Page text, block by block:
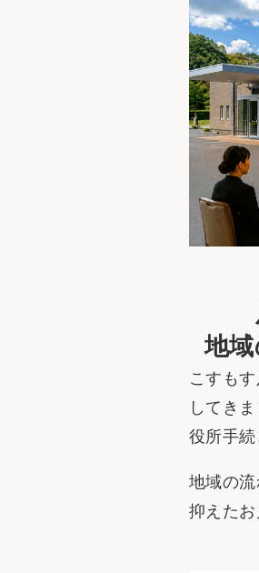
地
こすも
してきま
役所手続
地域の
抑えたお